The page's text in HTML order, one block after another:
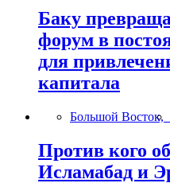
Баку
форум в
для
капитала
Большой Восток,
Против кого
Исламабад и